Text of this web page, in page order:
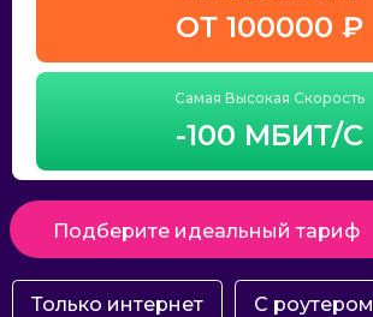
ОТ 100000 ₽
Самая Высокая Скорость
-100 МБИТ/С
Подберите идеальный тариф
Только интернет С роутером